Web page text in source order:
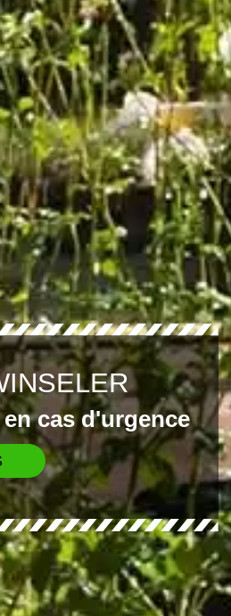
cas d'urgence